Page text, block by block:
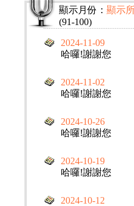
顯示月份： 顯示
(91-100)
2024-11-09
哈囉!謝謝您
2024-11-02
哈囉!謝謝您
2024-10-26
哈囉!謝謝您
2024-10-19
哈囉!謝謝您
2024-10-12